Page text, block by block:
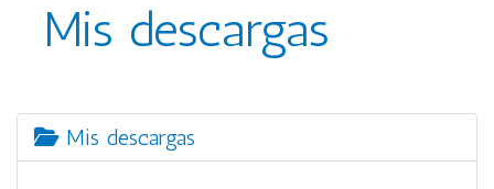
Mis descargas
Mis descargas